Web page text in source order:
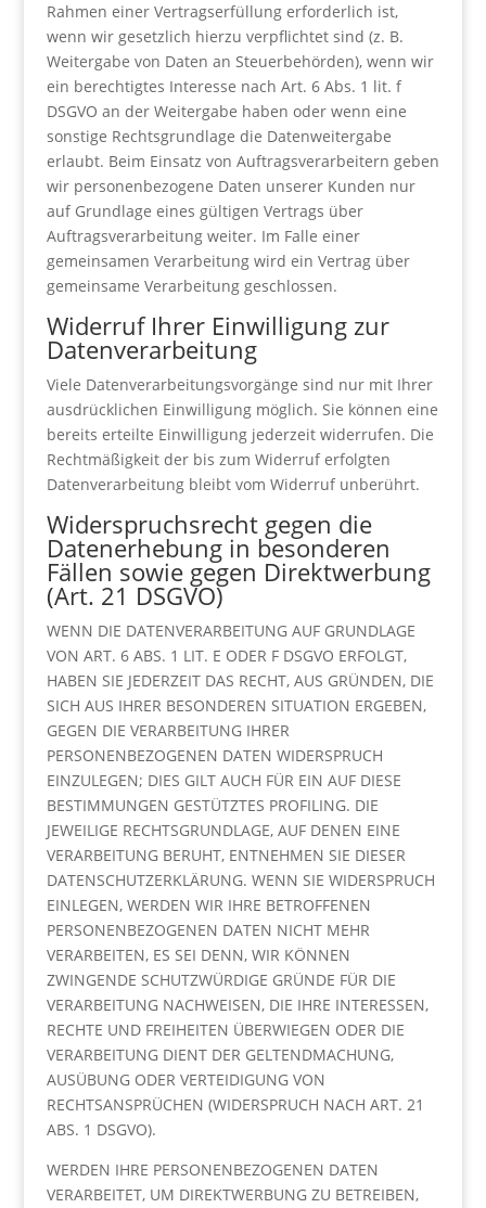
Rahmen einer Vertragserfüllung erforderlich ist,
wenn wir gesetzlich hierzu verpflichtet sind (z. B.
Weitergabe von Daten an Steuerbehörden), wenn wir
ein berechtigtes Interesse nach Art. 6 Abs. 1 lit. f
DSGVO an der Weitergabe haben oder wenn eine
sonstige Rechtsgrundlage die Datenweitergabe
erlaubt. Beim Einsatz von Auftragsverarbeitern geben
wir personenbezogene Daten unserer Kunden nur
auf Grundlage eines gültigen Vertrags über
Auftragsverarbeitung weiter. Im Falle einer
gemeinsamen Verarbeitung wird ein Vertrag über
gemeinsame Verarbeitung geschlossen.
Widerruf Ihrer Einwilligung zur
Datenverarbeitung
Viele Datenverarbeitungsvorgänge sind nur mit Ihrer
ausdrücklichen Einwilligung möglich. Sie können eine
bereits erteilte Einwilligung jederzeit widerrufen. Die
Rechtmäßigkeit der bis zum Widerruf erfolgten
Datenverarbeitung bleibt vom Widerruf unberührt.
Widerspruchsrecht gegen die
Datenerhebung in besonderen
Fällen sowie gegen Direktwerbung
(Art. 21 DSGVO)
WENN DIE DATENVERARBEITUNG AUF GRUNDLAGE
VON ART. 6 ABS. 1 LIT. E ODER F DSGVO ERFOLGT,
HABEN SIE JEDERZEIT DAS RECHT, AUS GRÜNDEN, DIE
SICH AUS IHRER BESONDEREN SITUATION ERGEBEN,
GEGEN DIE VERARBEITUNG IHRER
PERSONENBEZOGENEN DATEN WIDERSPRUCH
EINZULEGEN; DIES GILT AUCH FÜR EIN AUF DIESE
BESTIMMUNGEN GESTÜTZTES PROFILING. DIE
JEWEILIGE RECHTSGRUNDLAGE, AUF DENEN EINE
VERARBEITUNG BERUHT, ENTNEHMEN SIE DIESER
DATENSCHUTZERKLÄRUNG. WENN SIE WIDERSPRUCH
EINLEGEN, WERDEN WIR IHRE BETROFFENEN
PERSONENBEZOGENEN DATEN NICHT MEHR
VERARBEITEN, ES SEI DENN, WIR KÖNNEN
ZWINGENDE SCHUTZWÜRDIGE GRÜNDE FÜR DIE
VERARBEITUNG NACHWEISEN, DIE IHRE INTERESSEN,
RECHTE UND FREIHEITEN ÜBERWIEGEN ODER DIE
VERARBEITUNG DIENT DER GELTENDMACHUNG,
AUSÜBUNG ODER VERTEIDIGUNG VON
RECHTSANSPRÜCHEN (WIDERSPRUCH NACH ART. 21
ABS. 1 DSGVO).
WERDEN IHRE PERSONENBEZOGENEN DATEN
VERARBEITET, UM DIREKTWERBUNG ZU BETREIBEN,